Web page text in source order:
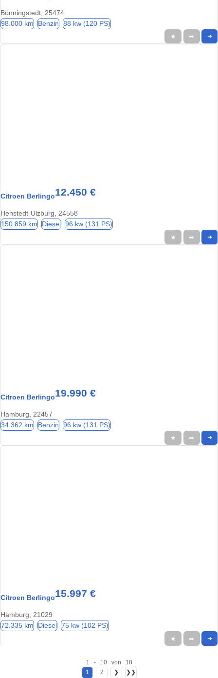
Bönningstedt, 25474
98.000 km Benzin 88 kw (120 PS)
★ ➦ ➜
Citroen Berlingo12.450 €
Henstedt-Ulzburg­­­, 24558
150.859 km Diesel 96 kw (131 PS)
★ ➦ ➜
Citroen Berlingo19.990 €
Hamburg, 22457
34.362 km Benzin 96 kw (131 PS)
★ ➦ ➜
Citroen Berlingo15.997 €
Hamburg, 21029
72.335 km Diesel 75 kw (102 PS)
★ ➦ ➜
1 - 10 von 18
1
2 ❯ ❯❯